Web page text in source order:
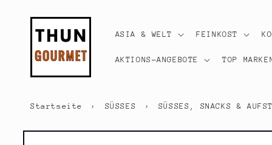
ASIA & WELT FEINKOST
AKTIONS-ANGEBOTE TOP
Startseite › SÜSSES › SÜSSES, SNACKS &